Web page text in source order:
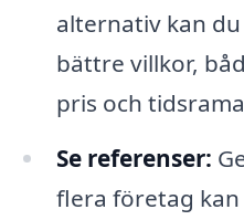
alternativ kan
bättre villkor,
pris och
Se referenser:
flera företag